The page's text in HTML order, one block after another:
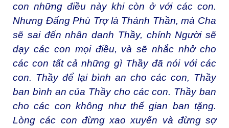
con những điều này khi còn ở với các con.
Nhưng Ðấng Phù Trợ là Thánh Thần, mà Cha
sẽ sai đến nhân danh Thầy, chính Người sẽ
dạy các con mọi điều, và sẽ nhắc nhở cho
các con tất cả những gì Thầy đã nói với các
con. Thầy để lại bình an cho các con, Thầy
ban bình an của Thầy cho các con. Thầy ban
cho các con không như thế gian ban tặng.
Lòng các con đừng xao xuyến và đừng sợ